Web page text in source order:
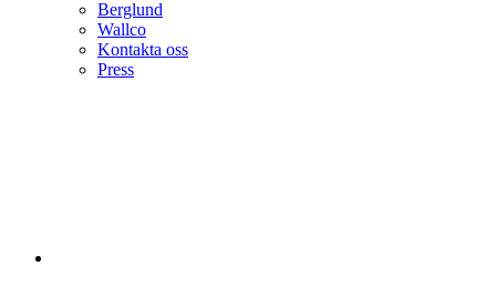
Berglund
Wallco
Kontakta oss
Press